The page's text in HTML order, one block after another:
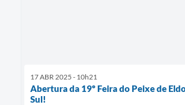
17 ABR 2025 - 10h21
Abertura da 19º Feira do Peixe de
Sul!